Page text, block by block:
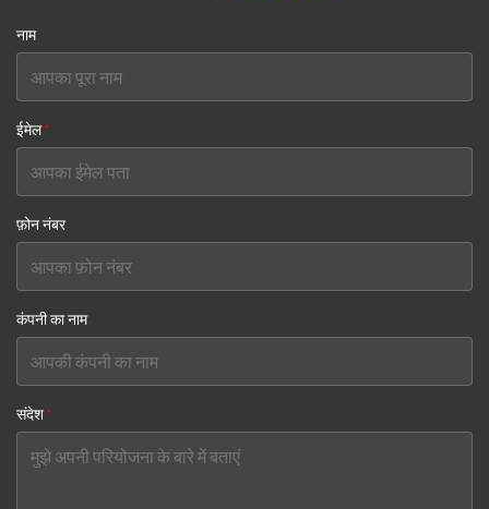
नाम
ईमेल*
फ़ोन नंबर
कंपनी का नाम
संदेश*